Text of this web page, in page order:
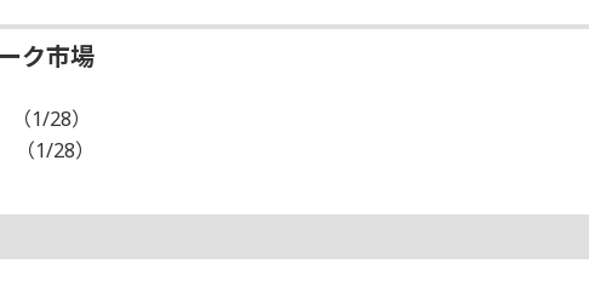
ク市場
1/28）
1/28）